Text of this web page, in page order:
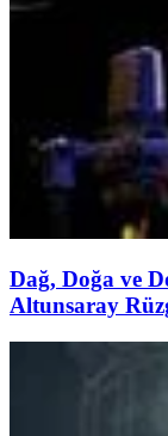
Dağ, Doğa ve
Altunsaray